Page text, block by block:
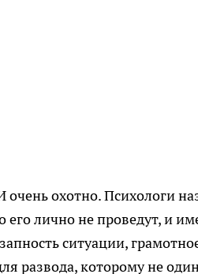
охотно. Психологи
его лично не проведут, и
ситуации,
развода, которому не